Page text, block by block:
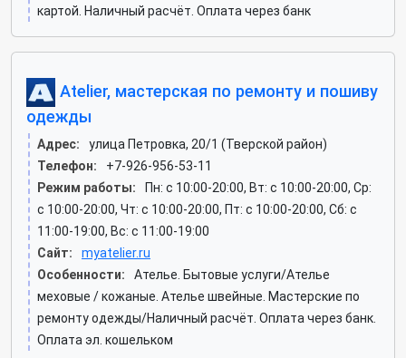
картой. Наличный расчёт. Оплата через банк
Atelier, мастерская по ремонту и пошиву
одежды
Адрес:
улица Петровка, 20/1 (Тверской район)
Телефон:
+7-926-956-53-11
Режим работы:
Пн: c 10:00-20:00, Вт: c 10:00-20:00, Ср:
c 10:00-20:00, Чт: c 10:00-20:00, Пт: c 10:00-20:00, Сб: c
11:00-19:00, Вс: c 11:00-19:00
Сайт:
myatelier.ru
Особенности:
Ателье. Бытовые услуги/Ателье
меховые / кожаные. Ателье швейные. Мастерские по
ремонту одежды/Наличный расчёт. Оплата через банк.
Оплата эл. кошельком